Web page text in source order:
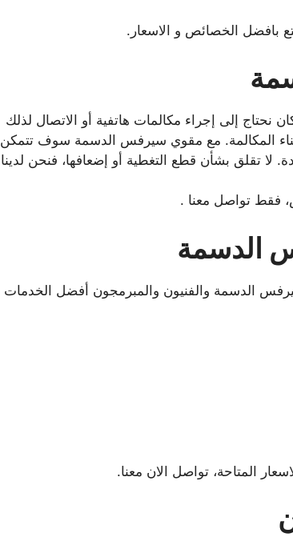
بافضل الخصائص و الاسعار.
نحتاج إلى إجراء مكالمات هاتفية أو الاتصال لذلك
المكالمة. مع مقوي سيرفس الدسمة سوف تتمكن
لا تقلق بشأن قطع التغطية أو إضعافها، فنحن لدينا
تواصل معنا .
الدسمة
الدسمة والفنيون والمبرمجون أفضل الخدمات
المتاحة، تواصل الان معنا.